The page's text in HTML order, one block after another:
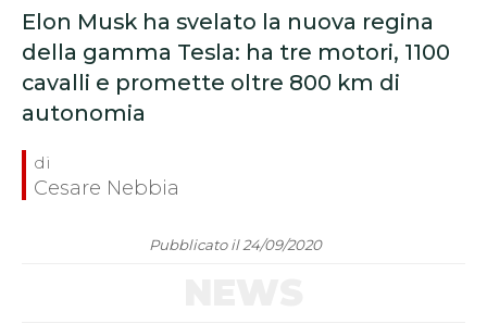
Elon Musk ha svelato la nuova regina
della gamma Tesla: ha tre motori, 1100
cavalli e promette oltre 800 km di
autonomia
Cesare Nebbia
Pubblicato il 24/09/2020